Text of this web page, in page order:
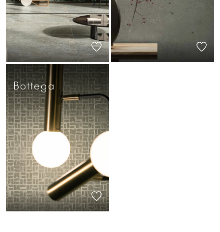
Bottega